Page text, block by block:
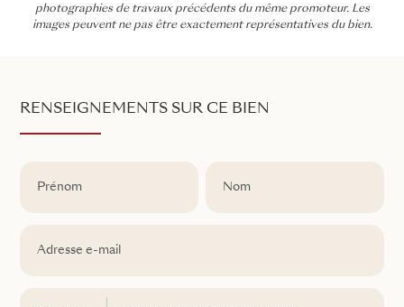
photographies de travaux précédents du même promoteur. Les
images peuvent ne pas être exactement représentatives du bien.
RENSEIGNEMENTS SUR CE BIEN